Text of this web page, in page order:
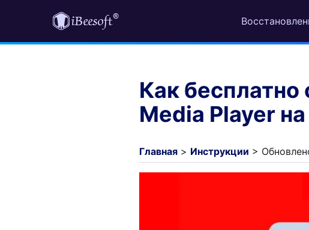
Как
Media Player
Главная > Инструкции >